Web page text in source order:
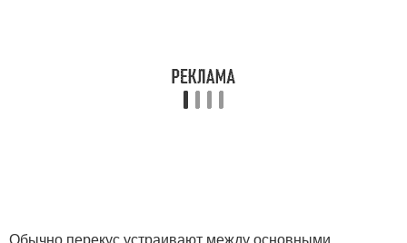
Обычно перекус устраивают между основными